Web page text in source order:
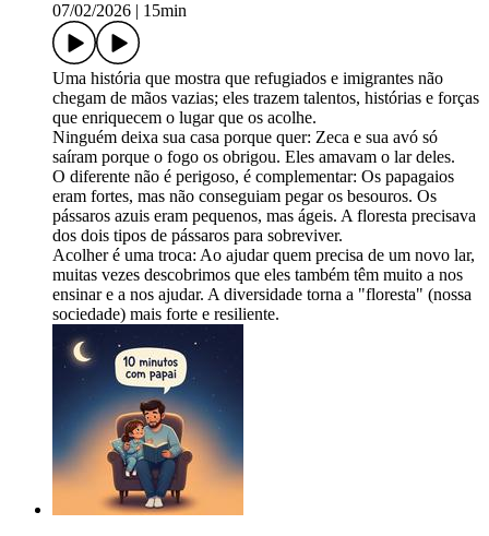
07/02/2026
15min
Uma história que mostra que refugiados e imigrantes não
chegam de mãos vazias; eles trazem talentos, histórias e forças
que enriquecem o lugar que os acolhe.
Ninguém deixa sua casa porque quer: Zeca e sua avó só
saíram porque o fogo os obrigou. Eles amavam o lar deles.
O diferente não é perigoso, é complementar: Os papagaios
eram fortes, mas não conseguiam pegar os besouros. Os
pássaros azuis eram pequenos, mas ágeis. A floresta precisava
dos dois tipos de pássaros para sobreviver.
Acolher é uma troca: Ao ajudar quem precisa de um novo lar,
muitas vezes descobrimos que eles também têm muito a nos
ensinar e a nos ajudar. A diversidade torna a "floresta" (nossa
sociedade) mais forte e resiliente.